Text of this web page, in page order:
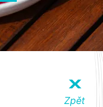
X
Zpět